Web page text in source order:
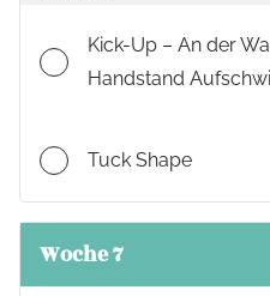
Kick-Up – An der
Handstand
Tuck Shape
Woche 7